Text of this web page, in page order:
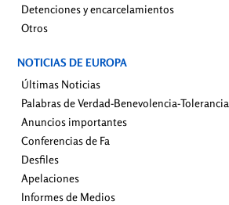
Detenciones y encarcelamientos
Otros
NOTICIAS DE EUROPA
Últimas Noticias
Palabras de Verdad-Benevolencia-Tolerancia
Anuncios importantes
Conferencias de Fa
Desfiles
Apelaciones
Informes de Medios